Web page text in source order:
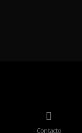

Contacto